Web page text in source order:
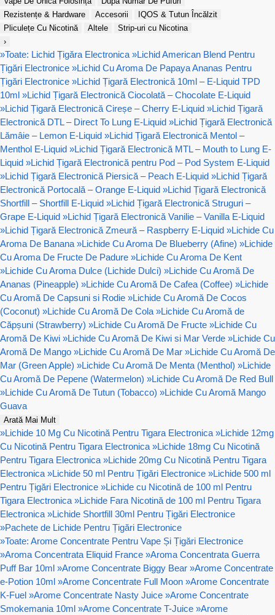
Rezistențe & Hardware
Accesorii
IQOS & Tutun Încălzit
Pliculețe Cu Nicotină
Altele
Strip-uri cu Nicotina
›
»Toate: Lichid Țigăra Electronica »Lichid American Blend Pentru
Țigări Electronice »Lichid Cu Aroma De Papaya Ananas Pentru
Țigări Electronice »Lichid Țigară Electronică 10ml – E-Liquid TPD
10ml »Lichid Țigară Electronică Ciocolată – Chocolate E-Liquid
»Lichid Țigară Electronică Cireșe – Cherry E-Liquid »Lichid Țigară
Electronică DTL – Direct To Lung E-Liquid »Lichid Țigară Electronică
Lămâie – Lemon E-Liquid »Lichid Țigară Electronică Mentol –
Menthol E-Liquid »Lichid Țigară Electronică MTL – Mouth to Lung E-
Liquid »Lichid Țigară Electronică pentru Pod – Pod System E-Liquid
»Lichid Țigară Electronică Piersică – Peach E-Liquid »Lichid Țigară
Electronică Portocală – Orange E-Liquid »Lichid Țigară Electronică
Shortfill – Shortfill E-Liquid »Lichid Țigară Electronică Struguri –
Grape E-Liquid »Lichid Țigară Electronică Vanilie – Vanilla E-Liquid
»Lichid Țigară Electronică Zmeură – Raspberry E-Liquid »Lichide Cu
Aroma De Banana »Lichide Cu Aroma De Blueberry (Afine) »Lichide
Cu Aroma De Fructe De Padure »Lichide Cu Aroma De Kent
»Lichide Cu Aroma Dulce (Lichide Dulci) »Lichide Cu Aromă De
Ananas (Pineapple) »Lichide Cu Aromă De Cafea (Coffee) »Lichide
Cu Aromă De Capsuni si Rodie »Lichide Cu Aromă De Cocos
(Coconut) »Lichide Cu Aromă De Cola »Lichide Cu Aromă de
Căpșuni (Strawberry) »Lichide Cu Aromă De Fructe »Lichide Cu
Aromă De Kiwi »Lichide Cu Aromă De Kiwi si Mar Verde »Lichide Cu
Aromă De Mango »Lichide Cu Aromă De Mar »Lichide Cu Aromă De
Mar (Green Apple) »Lichide Cu Aromă De Menta (Menthol) »Lichide
Cu Aromă De Pepene (Watermelon) »Lichide Cu Aromă De Red Bull
»Lichide Cu Aromă De Tutun (Tobacco) »Lichide Cu Aromă Mango
Guava
Arată Mai Mult
»Lichide 10 Mg Cu Nicotină Pentru Tigara Electronica »Lichide 12mg
Cu Nicotină Pentru Tigara Electronica »Lichide 18mg Cu Nicotină
Pentru Tigara Electronica »Lichide 20mg Cu Nicotină Pentru Tigara
Electronica »Lichide 50 ml Pentru Țigări Electronice »Lichide 500 ml
Pentru Țigări Electronice »Lichide cu Nicotină de 100 ml Pentru
Tigara Electronica »Lichide Fara Nicotină de 100 ml Pentru Tigara
Electronica »Lichide Shortfill 30ml Pentru Țigări Electronice
»Pachete de Lichide Pentru Țigări Electronice
»Toate: Arome Concentrate Pentru Vape Și Țigări Electronice
»Aroma Concentrata Eliquid France »Aroma Concentrata Guerra
Puff Bar 10ml »Arome Concentrate Biggy Bear »Arome Concentrate
e-Potion 10ml »Arome Concentrate Full Moon »Arome Concentrate
K-Fuel »Arome Concentrate Nasty Juice »Arome Concentrate
Smokemania 10ml »Arome Concentrate T-Juice »Arome